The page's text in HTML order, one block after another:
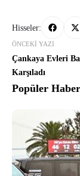
Hisseler:
ÖNCEKI YAZI
Çankaya Evleri
Karşıladı
Popüler